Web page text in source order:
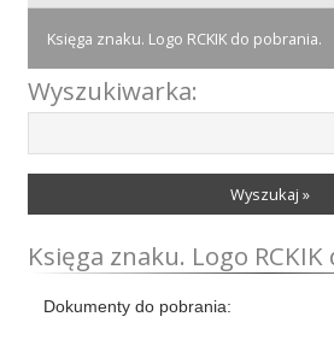
Praca
Praktyki
Księga znaku. Logo RCKIK do pobrania.
Wyszukiwarka:
Wyszukaj »
Księga znaku. Logo
Dokumenty do pobrania: